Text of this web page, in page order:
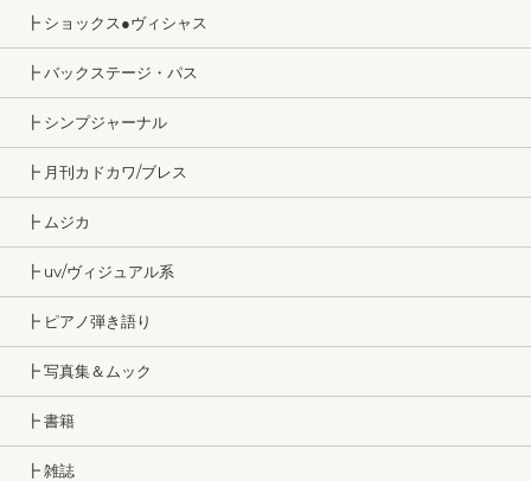
┣ ショックス●ヴィシャス
┣ バックステージ・パス
┣ シンプジャーナル
┣ 月刊カドカワ/ブレス
┣ ムジカ
┣ uv/ヴィジュアル系
┣ ピアノ弾き語り
┣ 写真集＆ムック
┣ 書籍
┣ 雑誌